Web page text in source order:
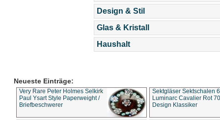
Design & Stil
Glas & Kristall
Haushalt
Neueste Einträge:
Very Rare Peter Holmes Selkirk
Paul Ysart Style Paperweight /
Briefbeschwerer
Sektgläser Sektschalen
Luminarc Cavalier Rot
Design Klassiker